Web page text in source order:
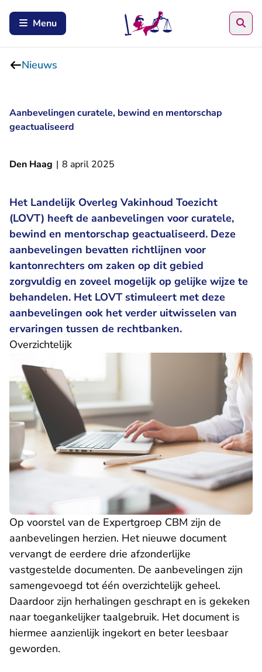
Menu
Nieuws
Aanbevelingen curatele, bewind en mentorschap
geactualiseerd
Den Haag | 8 april 2025
Het Landelijk Overleg Vakinhoud Toezicht
(LOVT) heeft de aanbevelingen voor curatele,
bewind en mentorschap geactualiseerd. Deze
aanbevelingen bevatten richtlijnen voor
kantonrechters om zaken op dit gebied
zorgvuldig en zoveel mogelijk op gelijke wijze te
behandelen. Het LOVT stimuleert met deze
aanbevelingen ook het verder uitwisselen van
ervaringen tussen de rechtbanken.
Overzichtelijk
Op voorstel van de Expertgroep CBM zijn de
aanbevelingen herzien. Het nieuwe document
vervangt de eerdere drie afzonderlijke
vastgestelde documenten. De aanbevelingen zijn
samengevoegd tot één overzichtelijk geheel.
Daardoor zijn herhalingen geschrapt en is gekeken
naar toegankelijker taalgebruik. Het document is
hiermee aanzienlijk ingekort en beter leesbaar
geworden.